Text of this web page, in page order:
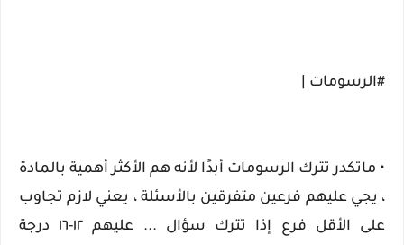
#الرسومات |
• ماتكدر تترك الرسومات أبدًا لأنه هم الأكثر أهمية بالمادة
، يجي عليهم فرعين متفرقين بالأسئلة ، يعني لازم تجاوب
على الأقل فرع إذا تترك سؤال ... عليهم ١٢-١٦ درجة